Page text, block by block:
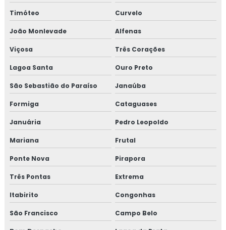
Isolamento térmico para steel frame
Isolamento térmico para tanques
Isolamento térmico para tubulação
Isolamento térmico para tubulação de água gelada
Isolamento térmico para tubulação de água gelada rj
Isolamento térmico para tubulação de água quente
Isolamento térmico para tubulação de cobre
Isolamento térmico para tubulação de vapor
Isolamento térmico poliuretano
Isolamento térmico poliuretano injetado
Timóteo Curvelo
João Monlevade Alfenas
Viçosa Três Corações
Lagoa Santa Ouro Preto
São Sebastião do Paraíso Janaúba
Formiga Cataguases
Januária Pedro Leopoldo
Mariana Frutal
Ponte Nova Pirapora
Três Pontas Extrema
Itabirito Congonhas
São Francisco Campo Belo